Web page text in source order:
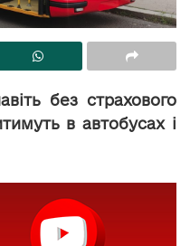
без страхового
в автобусах і